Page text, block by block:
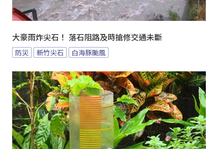
大豪雨炸尖石！ 落石阻路及時搶修交通未斷
防災 新竹尖石 白海豚颱風